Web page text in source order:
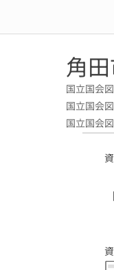
角
国立国会
国立国会
国立国会